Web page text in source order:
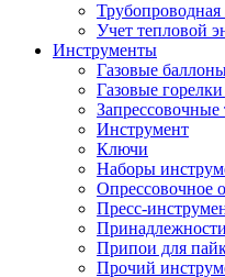
Трубопроводная
Учет тепловой
Инструменты
Газовые
Газовые
Запрессовочные
Инструмент
Ключи
Наборы
Опрессовочное
Пресс-
Припои для
Прочий